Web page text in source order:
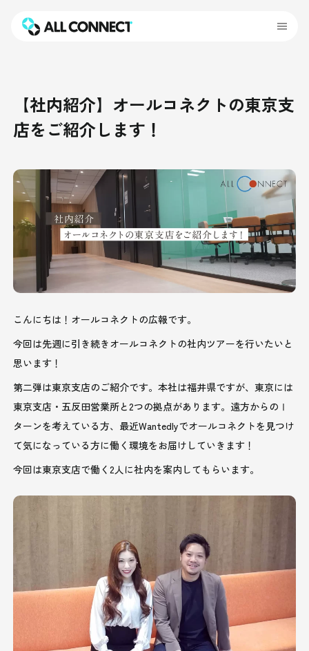
【社内紹介】オールコネクトの東京支
店をご紹介します！
こんにちは！オールコネクトの広報です。
今回は先週に引き続きオールコネクトの社内ツアーを行いたいと
思います！
第二弾は東京支店のご紹介です。本社は福井県ですが、東京には
東京支店・五反田営業所と2つの拠点があります。遠方からのⅠ
ターンを考えている方、最近Wantedlyでオールコネクトを見つけ
て気になっている方に働く環境をお届けしていきます！
今回は東京支店で働く2人に社内を案内してもらいます。